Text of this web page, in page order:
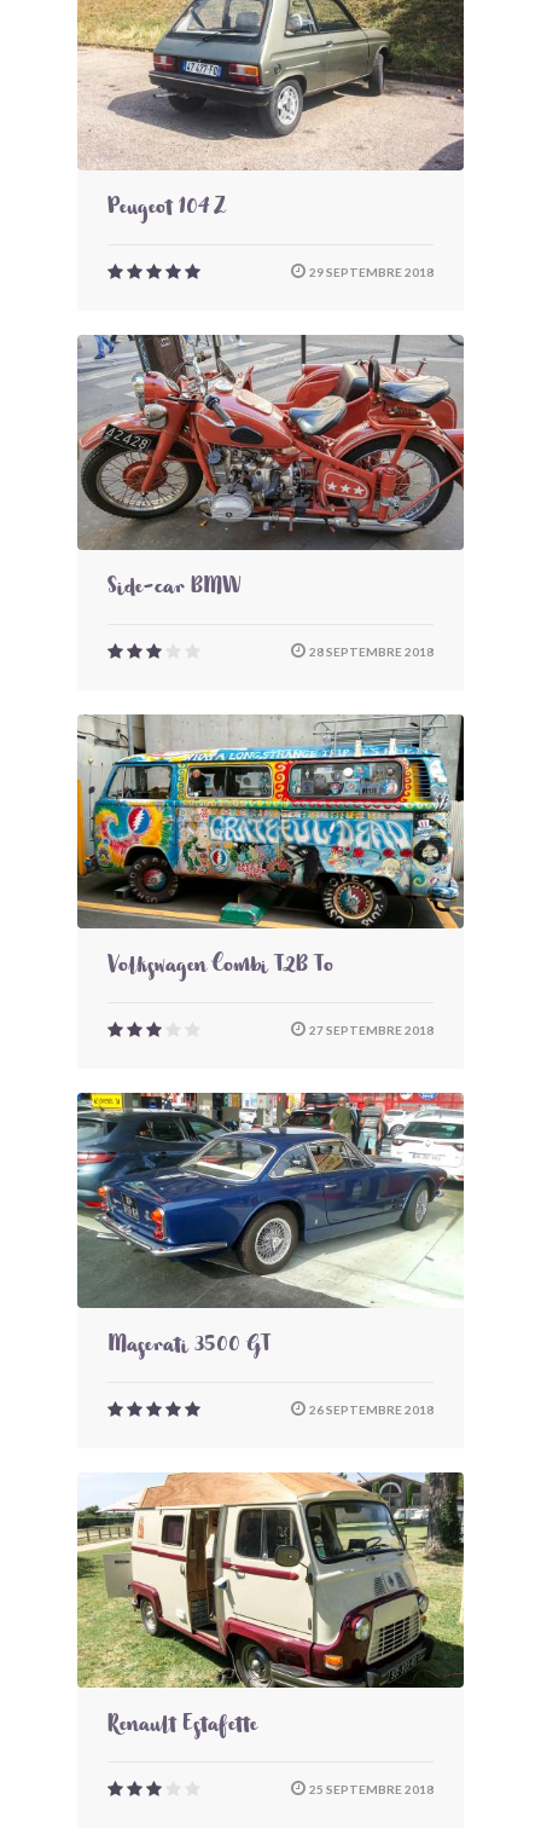
Peugeot 104 Z
29 SEPTEMBRE 2018
Side-car BMW
28 SEPTEMBRE 2018
Volkswagen Combi T2B To
27 SEPTEMBRE 2018
Maserati 3500 GT
26 SEPTEMBRE 2018
Renault Estafette
25 SEPTEMBRE 2018